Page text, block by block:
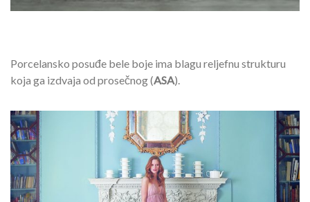
Porcelansko posuđe bele boje ima blagu reljefnu strukturu
koja ga izdvaja od prosečnog (ASA).